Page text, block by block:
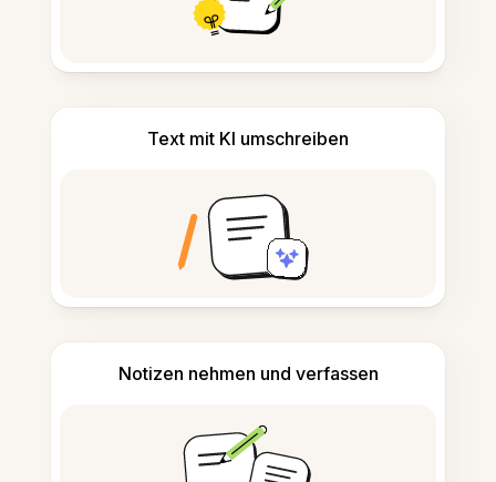
Text mit KI umschreiben
Notizen nehmen und verfassen